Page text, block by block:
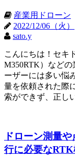
産業用ドローン
2022/12/06（火）
sato.y
こんにちは！セキ
M350RTK）など
ーザーには多い悩
量を依頼された際
索ができず、正し
ドローン測量
行に必要な